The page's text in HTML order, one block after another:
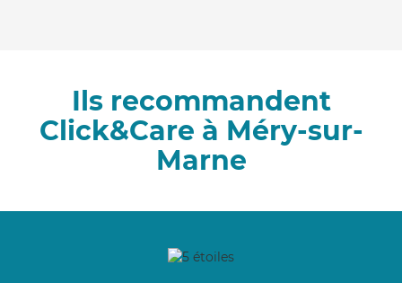
Ils recommandent
Click&Care à Méry-sur-
Marne